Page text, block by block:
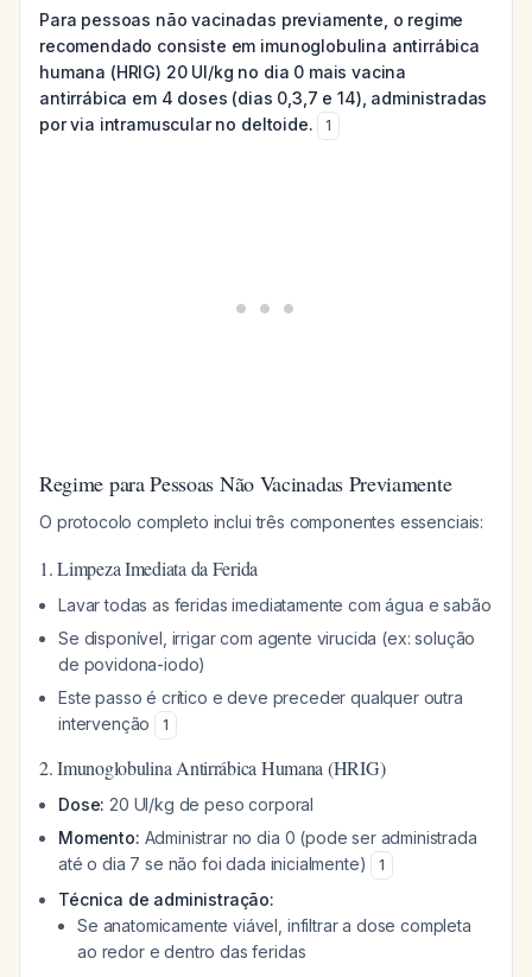
Para pessoas não vacinadas previamente, o regime
recomendado consiste em imunoglobulina antirrábica
humana (HRIG) 20 UI/kg no dia 0 mais vacina
antirrábica em 4 doses (dias 0,3,7 e 14), administradas
por via intramuscular no deltoide.
1
Regime para Pessoas Não Vacinadas Previamente
O protocolo completo inclui três componentes essenciais:
1. Limpeza Imediata da Ferida
Lavar todas as feridas imediatamente com água e sabão
Se disponível, irrigar com agente virucida (ex: solução
de povidona-iodo)
Este passo é crítico e deve preceder qualquer outra
intervenção
1
2. Imunoglobulina Antirrábica Humana (HRIG)
Dose: 20 UI/kg de peso corporal
Momento: Administrar no dia 0 (pode ser administrada
até o dia 7 se não foi dada inicialmente)
1
Técnica de administração:
Se anatomicamente viável, infiltrar a dose completa
ao redor e dentro das feridas